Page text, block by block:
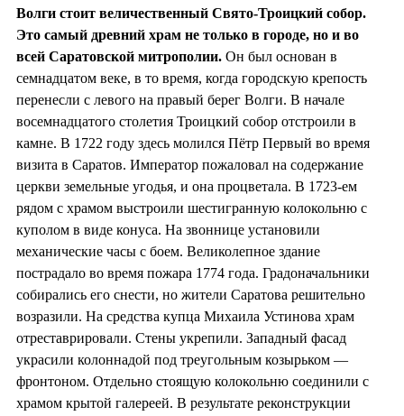
Волги стоит величественный Свято-Троицкий собор.
Это самый древний храм не только в городе, но и во
всей Саратовской митрополии. Он был основан в
семнадцатом веке, в то время, когда городскую крепость
перенесли с левого на правый берег Волги. В начале
восемнадцатого столетия Троицкий собор отстроили в
камне. В 1722 году здесь молился Пётр Первый во время
визита в Саратов. Император пожаловал на содержание
церкви земельные угодья, и она процветала. В 1723-ем
рядом с храмом выстроили шестигранную колокольню с
куполом в виде конуса. На звоннице установили
механические часы с боем. Великолепное здание
пострадало во время пожара 1774 года. Градоначальники
собирались его снести, но жители Саратова решительно
возразили. На средства купца Михаила Устинова храм
отреставрировали. Стены укрепили. Западный фасад
украсили колоннадой под треугольным козырьком —
фронтоном. Отдельно стоящую колокольню соединили с
храмом крытой галереей. В результате реконструкции